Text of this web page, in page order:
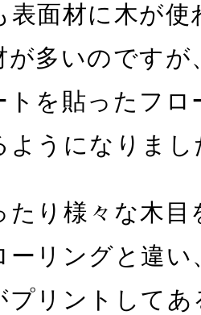
表面材に木が
が多いのですが
トを貼ったフ
ようになりまし
たり様々な木
ーリングと違い
プリントして